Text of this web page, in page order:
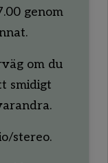
genom
om du
smidigt
stereo.